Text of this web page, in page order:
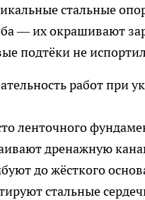
стальные
— их окрашивают
подтёки не
работ при
ленточного
дренажную
до жёсткого
стальные